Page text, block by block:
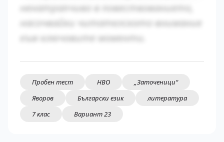
ненатрапчиво в повествованието,
насочвайки читателското внимание
към ключовите моменти.
Пробен тест НВО
„Заточеници“
Яворов
Български език
литература
7 клас
Вариант 23